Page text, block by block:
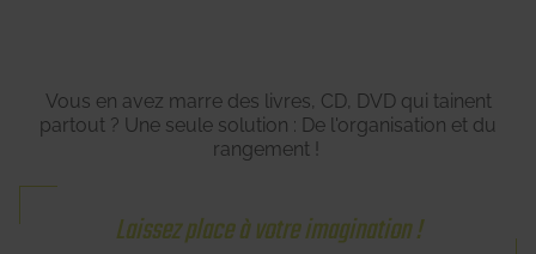
Vous en avez marre des livres, CD, DVD qui tainent
partout ? Une seule solution : De l'organisation et du
rangement !
Laissez place à votre imagination !